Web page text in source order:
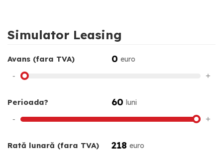
Simulator Leasing
Avans (fara TVA) 0 euro
- +
Perioada? 60 luni
- +
Rată lunară (fara TVA) 218 euro